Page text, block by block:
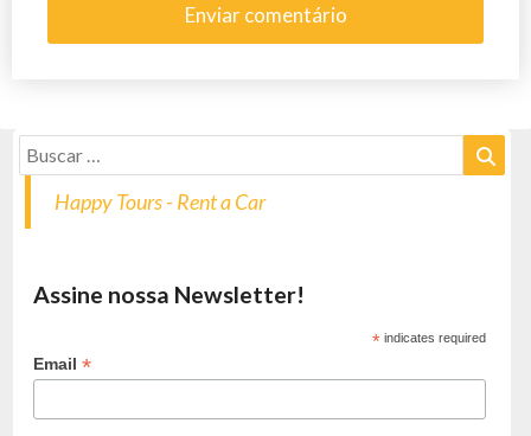
Happy Tours - Rent a Car
Assine nossa Newsletter!
* indicates required
Email*